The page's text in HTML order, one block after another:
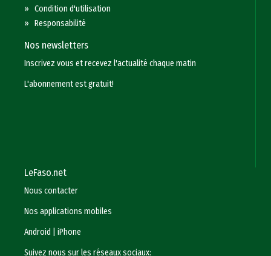
»Condition d'utilisation
»Responsabilité
Nos newsletters
Inscrivez vous et recevez l'actualité chaque matin
L'abonnement est gratuit!
LeFaso.net
Nous contacter
Nos applications mobiles
Android
|iPhone
Suivez nous sur les réseaux sociaux: